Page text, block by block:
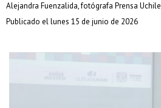
Alejandra Fuenzalida, fotógrafa Prensa Uchile
Publicado el lunes 15 de junio de 2026